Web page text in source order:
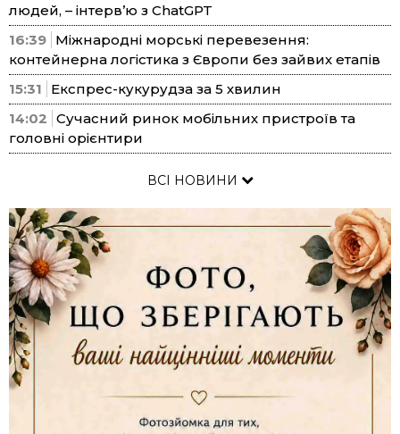
людей, – інтерв’ю з ChatGPT
16:39 Міжнародні морські перевезення:
контейнерна логістика з Європи без зайвих етапів
15:31
Експрес-кукурудза за 5 хвилин
14:02 Сучасний ринок мобільних пристроїв та
головні орієнтири
ВСІ НОВИНИ